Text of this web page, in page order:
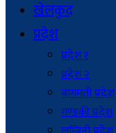
खेलकुद
प्रदेश
प्रदेश १
प्रदेश २
बागमती प्रदेश
गण्डकी प्रदेश